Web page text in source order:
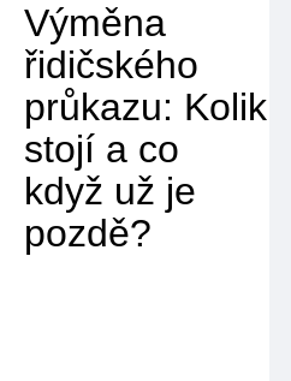
Výměna
řidičského
průkazu: Kolik
stojí a co
když už je
pozdě?